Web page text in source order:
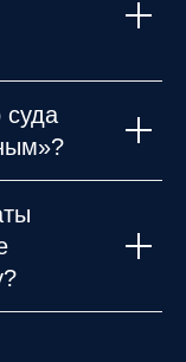
суда